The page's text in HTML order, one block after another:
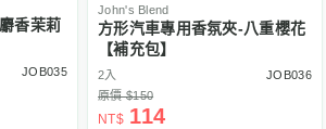
香茉莉
JOB035
John's Blend
方形汽車專用香氛夾-八重櫻花
【補充包】
2入
JOB036
原價 $150
NT$ 114